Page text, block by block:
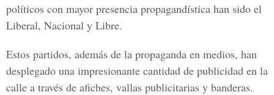
políticos con mayor presencia propagandística han sido el
Liberal, Nacional y Libre.
Estos partidos, además de la propaganda en medios, han
desplegado una impresionante cantidad de publicidad en la
calle a través de afiches, vallas publicitarias y banderas.